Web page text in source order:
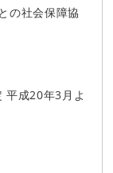
の社会保障協
平成20年3月よ